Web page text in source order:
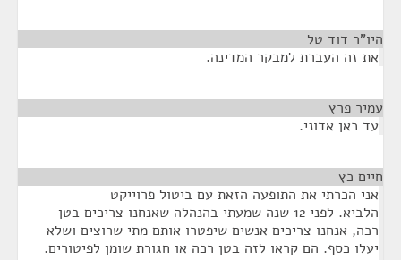
היו"ר דוד טל
את זה העברת למבקר המדינה.
עמיר פרץ
עד כאן אדוני.
חיים כץ
אני הכרתי את התופעה הזאת עם ביטול פרוייקט
הלביא. לפני 12 שנה שמעתי בהנהלה שאנחנו צריכים בטן
רכה, אנחנו צריכים אנשים שיפטרו אותם מתי שרוצים ושלא
יעלו כסף. הם קראו לזה בטן רכה או חגורת שומן לפיטורים.